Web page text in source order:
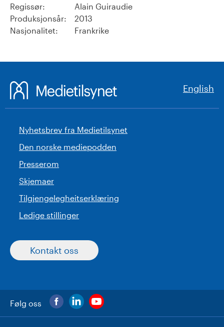
Regissør:
Alain Guiraudie
Produksjonsår:
2013
Nasjonalitet:
Frankrike
English
Nyhetsbrev fra Medietilsynet
Den norske mediepodden
Presserom
Skjemaer
Tilgjengelegheitserklæring
Ledige stillinger
Kontakt oss
Følg oss